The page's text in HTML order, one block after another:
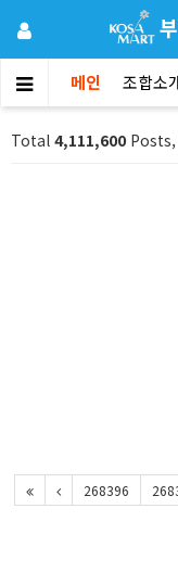
메인 조합소
Total 4,111,600
268396